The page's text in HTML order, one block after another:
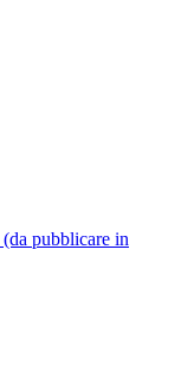
pubblicare in